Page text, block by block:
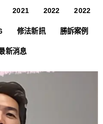
2021 2022 2022
修法新訊 勝訴案例
新消息